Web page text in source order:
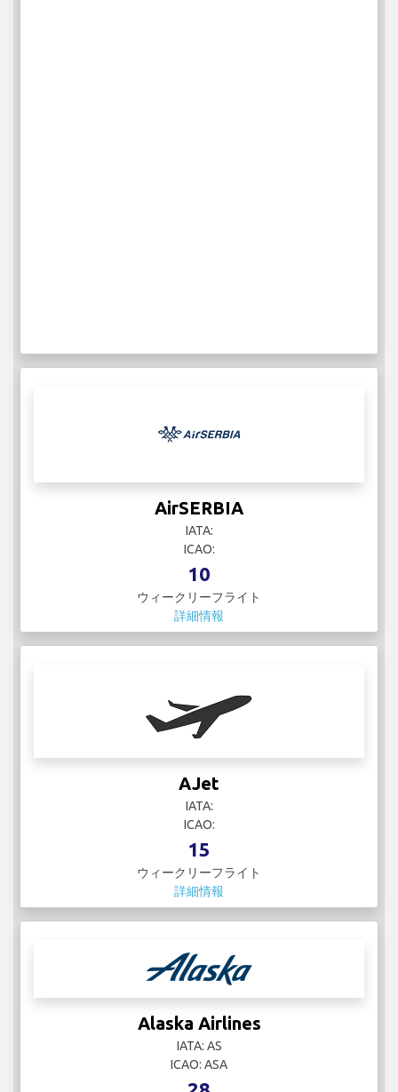
AirSERBIA
IATA:
ICAO:
10
ウィークリーフライト
詳細情報
AJet
IATA:
ICAO:
15
ウィークリーフライト
詳細情報
Alaska Airlines
IATA: AS
ICAO: ASA